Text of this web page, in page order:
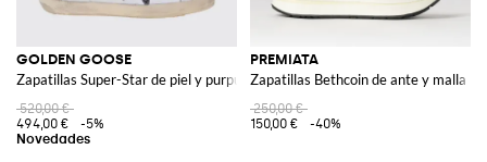
GOLDEN GOOSE
Zapatillas Super-Star de piel y purpurina con efecto desgastado
520,00 €
494,00 €
-5%
PREMIATA
Zapatillas Bethcoin de ante y malla
250,00 €
150,00 €
-40%